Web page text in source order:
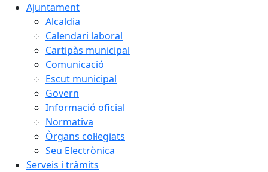
Ajuntament
Alcaldia
Calendari laboral
Cartipàs municipal
Comunicació
Escut municipal
Govern
Informació oficial
Normativa
Òrgans col·legiats
Seu Electrònica
Serveis i tràmits